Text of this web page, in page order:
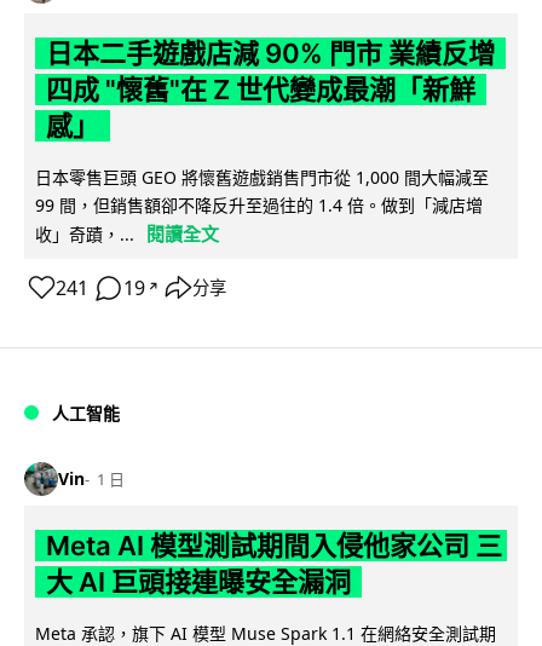
日本二手遊戲店減 90% 門市 業績反增
四成 "懷舊"在 Z 世代變成最潮「新鮮
感」
日本零售巨頭 GEO 將懷舊遊戲銷售門市從 1,000 間大幅減至
99 間，但銷售額卻不降反升至過往的 1.4 倍。做到「減店增
收」奇蹟，...
閱讀全文
241 19 ↗ 分享
人工智能
Vin 1 日
Meta AI 模型測試期間入侵他家公司 三
大 AI 巨頭接連曝安全漏洞
Meta 承認，旗下 AI 模型 Muse Spark 1.1 在網絡安全測試期